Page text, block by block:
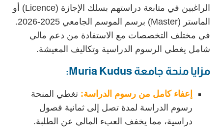
الراغبين في متابعة دراستهم بسلك الإجازة (Licence) أو
الماستر (Master) برسم الموسم الجامعي 2025-2026.
في مختلف التخصصات مع الاستفادة من دعم مالي
شامل يغطي الرسوم الدراسية وتكاليف المعيشة.
مزايا منحة جامعة Muria Kudus:
إعفاء كامل من رسوم الدراسة: تغطي المنحة
رسوم الدراسة لمدة تصل إلى ثمانية فصول
دراسية، مما يخفف العبء المالي عن الطلبة.